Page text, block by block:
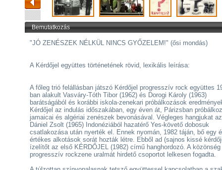
Bemutatkozás
"JÓ ZENÉSZEK NÉLKÜL NINCS GYŐZELEM!" (ősi mondás)
A Kérdőjel együttes történetének rövid, lexikális leírása:
A főleg trió felállásban játszó Kérdőjel progresszív rock együttes
ban alakult Vasváry-Tóth Tibor (1962) és Dorogi Károly (1963)
barátságából és korábbi iskola-zenekari próbálkozások
Kérdőjel az indulás időszakában, egy éven át, Párizsban
jamaicai és algériai zenészek bevonásával. Végleges hangjukat
Dániel Zsolt (1965) Indonéziából hazatérő Yes-követő dobosuk
csatlakozása után nyerték el. Ennek nyomán, 1982 táján, bő egy
értékes alkotások sorát hozták létre. Ebből ad (sajnos kissé
ízelítőt az első KÉRDŐJEL (1982) című hanghordozó. A közönség
progresszív rockzene uralmát hirdető csoportot lelkesen fogadta.